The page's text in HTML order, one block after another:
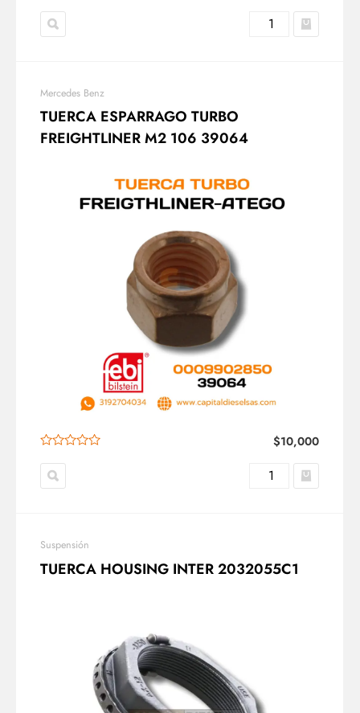
Mercedes Benz
TUERCA ESPARRAGO TURBO
FREIGHTLINER M2 106 39064
$10,000
Suspensión
TUERCA HOUSING INTER 2032055C1